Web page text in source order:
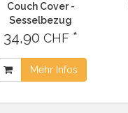
Couch Cover -
Sesselbezug
34,90CHF *
Mehr Infos